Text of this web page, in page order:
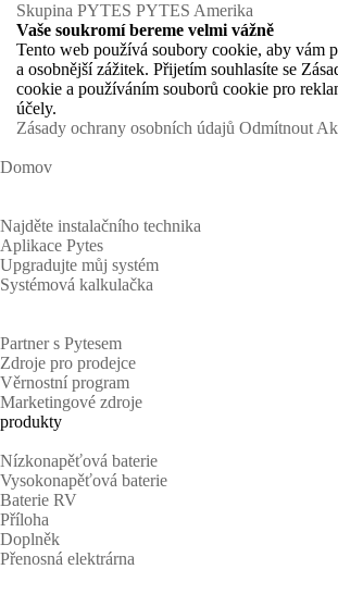
Skupina PYTES PYTES Amerika
Vaše soukromí bereme velmi vážně
Tento web používá soubory cookie, aby vám
a osobnější zážitek. Přijetím souhlasíte se
cookie a používáním souborů cookie pro
účely.
Zásady ochrany osobních údajů Odmítnout
Domov
Najděte instalačního technika
Aplikace Pytes
Upgradujte můj systém
Systémová kalkulačka
Partner s Pytesem
Zdroje pro prodejce
Věrnostní program
Marketingové zdroje
produkty
Nízkonapěťová baterie
Vysokonapěťová baterie
Baterie RV
Příloha
Doplněk
Přenosná elektrárna